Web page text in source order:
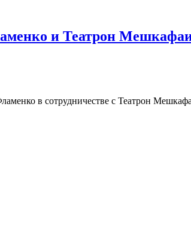
и Театрон
в сотрудничестве с Театрон